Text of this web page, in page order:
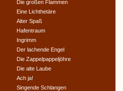
Die großen Flammen
Eine Lichthetäre
Alter Spaß
Hafentraum
Ingrimm
Der lachende Engel
Die Zappelpappeljöhre
Die alte Laube
Ach ja!
Singende Schlangen